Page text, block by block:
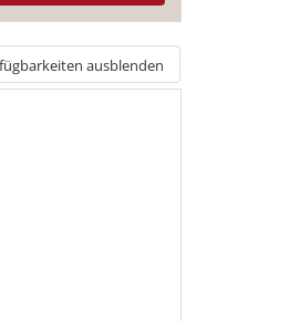
ausblenden